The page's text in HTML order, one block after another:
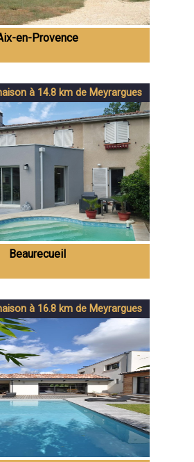
en-Provence
à 14.8 km de Meyrargues
Beaurecueil
à 16.8 km de Meyrargues